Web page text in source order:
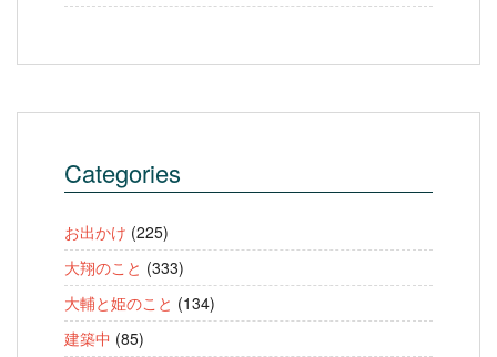
Categories
お出かけ (225)
大翔のこと (333)
大輔と姫のこと (134)
建築中 (85)